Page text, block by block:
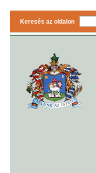
Keresés az oldalon